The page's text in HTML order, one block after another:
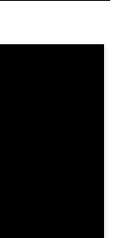
dir vor...